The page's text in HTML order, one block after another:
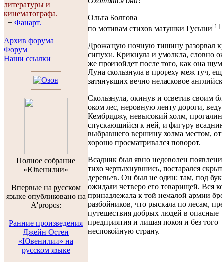
литературы и
кинематографа.
− Фанарт.
Архив форума
Форум
Наши ссылки
Полноe собраниe
«Ювенилии»
Впервые на русском
языке опубликовано на
A'propos:
Ранние произведения
Джейн Остен
«Ювенилии» на
русском языке
Ольга Болгова
по мотивам стихов матушки Гусыни[1]
Дрожащую ночную тишину разорвал
сипухи. Крикнула и умолкла, словно
же произойдет после того, как она
Луна скользнула в прореху меж туч,
затянувших вечно неласковое
Скользнула, окинув и осветив своим
оком лес, неровную ленту дороги,
Кембриджу, невысокий холм,
спускающийся к ней, и фигуру
выбравшего вершину холма местом,
хорошо просматривался поворот.
Всадник был явно недоволен
тихо чертыхнувшись, постарался
деревьев. Он был не один: там, под
ожидали четверо его товарищей. Вся
принадлежала к той немалой армии
разбойников, что рыскала по лесам,
путешествия добрых людей в опасные
предприятия и лишая покоя и без того
неспокойную страну.